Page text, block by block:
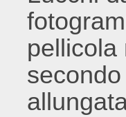
pellicola